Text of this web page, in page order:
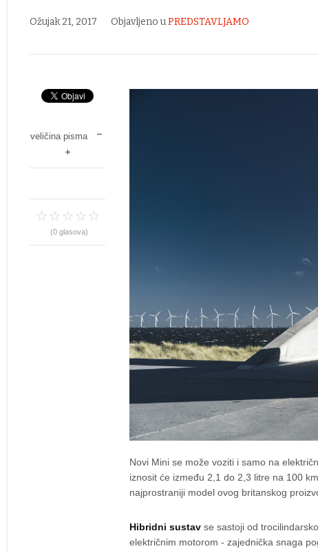
Ožujak 21, 2017 Objavljeno uPREDSTAVLJAMO
Novi Mini se može voziti i samo na
iznosit će između 2,1 do 2,3 litre na 100
najprostraniji model ovog britanskog
Hibridni sustav se sastoji od
električnim motorom - zajednička snaga
veličina pisma
(0 glasova)